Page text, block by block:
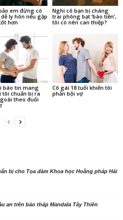
em đừng có
ly hôn nếu gặp
hơn
Nghi cô bạn bị chàng
trai phông bạt ‘bào tiền’,
tôi có nên can thiệp?
báo tin mang
tôi chuẩn bị ra
theo đuổi
Cô gái 18 tuổi khiến tôi
phản bội vợ
bị cho Tọa đàm Khoa học Hoằng pháp Hải
an trên bảo tháp Mandala Tây Thiên